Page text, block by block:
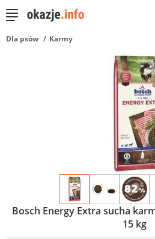
Dla psów Karmy
Bosch Energy Extra sucha
15 kg